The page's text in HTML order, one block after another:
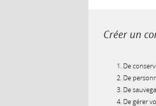
Créer un
De
De
De
De gérer